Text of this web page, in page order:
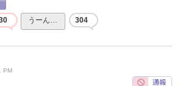
うーん… 304
PM